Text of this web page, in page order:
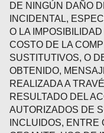
DE NINGÚN DAÑO
INCIDENTAL,
O LA
COSTO DE LA
SUSTITUTIVOS, O
OBTENIDO,
REALIZADA A
RESULTADO DEL
AUTORIZADOS DE
INCLUIDOS,